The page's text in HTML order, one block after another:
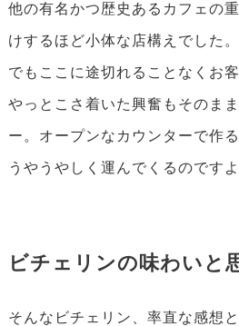
他の有名かつ歴史あるカフェの
けするほど小体な店構えでした。
でもここに途切れることなくお
やっとこさ着いた興奮もそのま
ー。オープンなカウンターで作
うやうやしく運んでくるのです
ビチェリンの味わいと
そんなビチェリン、率直な感想